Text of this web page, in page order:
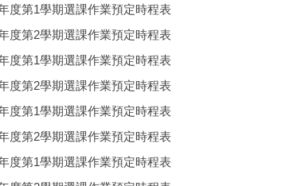
度第1學期選課作業預定時程表
度第2學期選課作業預定時程表
度第1學期選課作業預定時程表
度第2學期選課作業預定時程表
度第1學期選課作業預定時程表
度第2學期選課作業預定時程表
度第1學期選課作業預定時程表